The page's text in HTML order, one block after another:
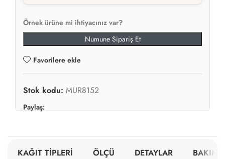
Örnek ürüne mi ihtiyacınız var?
Numune Sipariş Et
Favorilere ekle
Stok kodu: MUR8152
Paylaş:
KAĞIT TİPLERİ ÖLÇÜ DETAYLAR BAKIM